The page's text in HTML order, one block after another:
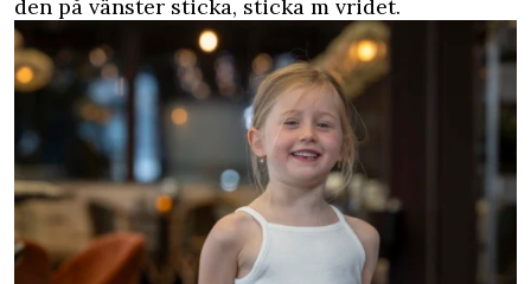
den på vänster sticka, sticka m vridet.